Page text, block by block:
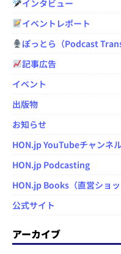
インタビュー
イベントレポート
ぽっとら（Podcast
記事広告
イベント
出版物
お知らせ
HON.jp YouTubeチャンネ
HON.jp Podcasting
HON.jp Books（直営ショッ
公式サイト
アーカイブ